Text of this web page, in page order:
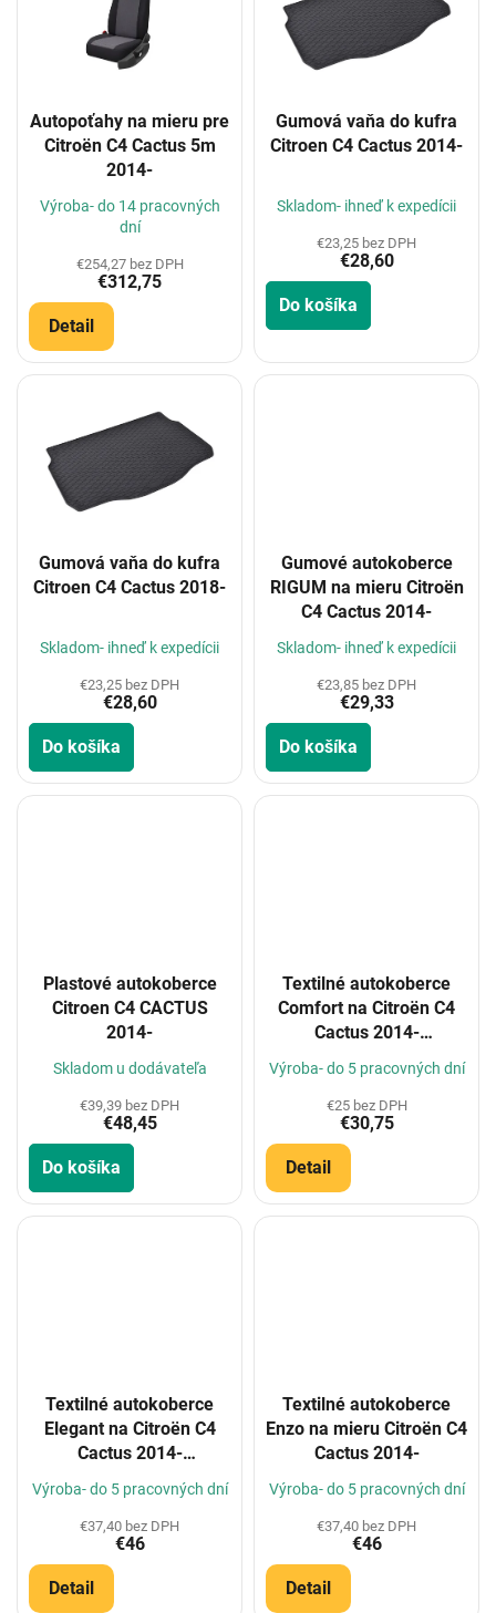
Autopoťahy na mieru pre
Citroën C4 Cactus 5m
2014-
Výroba- do 14 pracovných
dní
€254,27 bez DPH
€312,75
Detail
Gumová vaňa do kufra
Citroen C4 Cactus 2014-
Skladom- ihneď k expedícii
€23,25 bez DPH
€28,60
Do košíka
Gumová vaňa do kufra
Citroen C4 Cactus 2018-
Skladom- ihneď k expedícii
€23,25 bez DPH
€28,60
Do košíka
Gumové autokoberce
RIGUM na mieru Citroën
C4 Cactus 2014-
Skladom- ihneď k expedícii
€23,85 bez DPH
€29,33
Do košíka
Plastové autokoberce
Citroen C4 CACTUS
2014-
Skladom u dodávateľa
€39,39 bez DPH
€48,45
Do košíka
Textilné autokoberce
Comfort na Citroën C4
Cactus 2014-
(Konfigurátor)
Výroba- do 5 pracovných dní
€25 bez DPH
€30,75
Detail
Textilné autokoberce
Elegant na Citroën C4
Cactus 2014-
(Konfigurátor)
Výroba- do 5 pracovných dní
€37,40 bez DPH
€46
Detail
Textilné autokoberce
Enzo na mieru Citroën C4
Cactus 2014-
Výroba- do 5 pracovných dní
€37,40 bez DPH
€46
Detail